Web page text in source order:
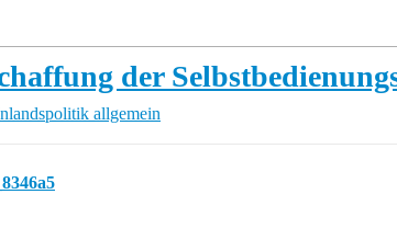
der
allgemein